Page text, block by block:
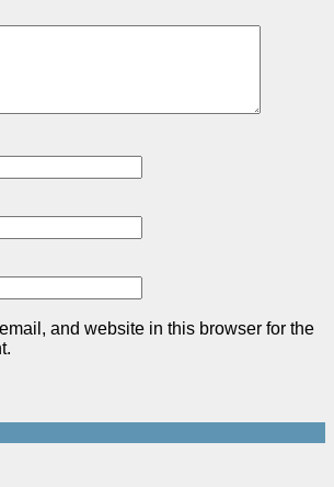
and website in this browser for the